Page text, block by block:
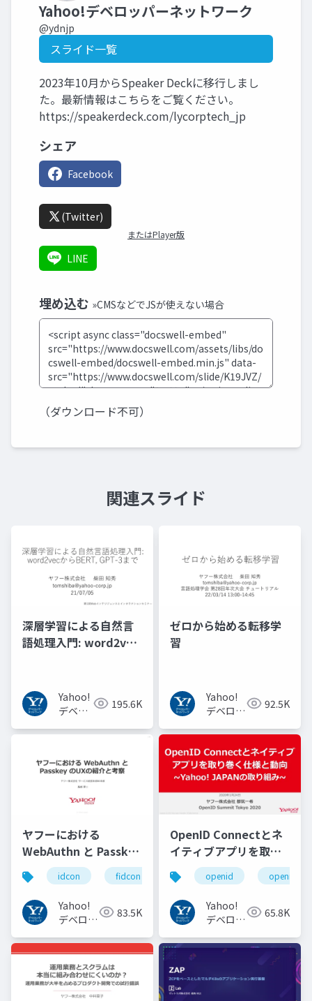
Yahoo!デベロッパーネットワーク
@ydnjp
スライド一覧
2023年10月からSpeaker Deckに移行しまし
た。最新情報はこちらをご覧ください。
https://speakerdeck.com/lycorptech_jp
シェア
Facebook
(Twitter)
またはPlayer版
LINE
埋め込む »CMSなどでJSが使えない場合
（ダウンロード不可）
関連スライド
深層学習による自然言
語処理入門: word2vec
Yahoo!
デベロ
ネット
195.6K
ゼロから始める転移学
習
Yahoo!
デベロッ
トワーク
92.5K
ヤフーにおける
WebAuthn と Passkey
の UX の紹介と考察
#idcon #fidcon
idcon fidcon
Yahoo!
デベロッ
トワーク
83.5K
OpenID Connectとネ
イティブアプリを取り
巻く仕様と動向 Yahoo!
JAPANの取り組み
#openid
#openid_tokyo
openid
Yahoo!
デベロッ
トワーク
65.8K